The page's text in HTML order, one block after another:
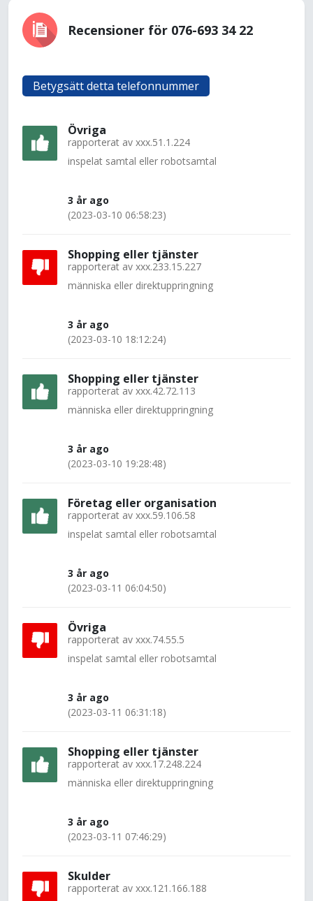
Recensioner för 076-693 34 22
Betygsätt detta telefonnummer
Övriga
rapporterat av xxx.51.1.224
inspelat samtal eller robotsamtal
3 år ago
(2023-03-10 06:58:23)
Shopping eller tjänster
rapporterat av xxx.233.15.227
människa eller direktuppringning
3 år ago
(2023-03-10 18:12:24)
Shopping eller tjänster
rapporterat av xxx.42.72.113
människa eller direktuppringning
3 år ago
(2023-03-10 19:28:48)
Företag eller organisation
rapporterat av xxx.59.106.58
inspelat samtal eller robotsamtal
3 år ago
(2023-03-11 06:04:50)
Övriga
rapporterat av xxx.74.55.5
inspelat samtal eller robotsamtal
3 år ago
(2023-03-11 06:31:18)
Shopping eller tjänster
rapporterat av xxx.17.248.224
människa eller direktuppringning
3 år ago
(2023-03-11 07:46:29)
Skulder
rapporterat av xxx.121.166.188